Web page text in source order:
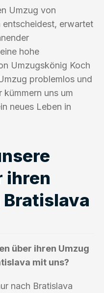
Umzug von
erwartet
hohe
Umzugskönig Koch
problemlos und
uns um
neues Leben in
ihren
Bratislava
über ihren Umzug
mit uns?
nach Bratislava